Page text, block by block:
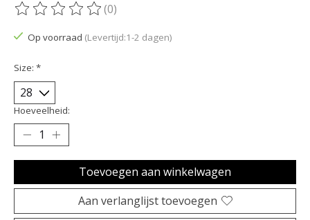
De beoordeling van dit product is
(0)
Op voorraad (Levertijd:1-2 dagen)
Size: *
Hoeveelheid:
Toevoegen aan winkelwagen
Aan verlanglijst toevoegen